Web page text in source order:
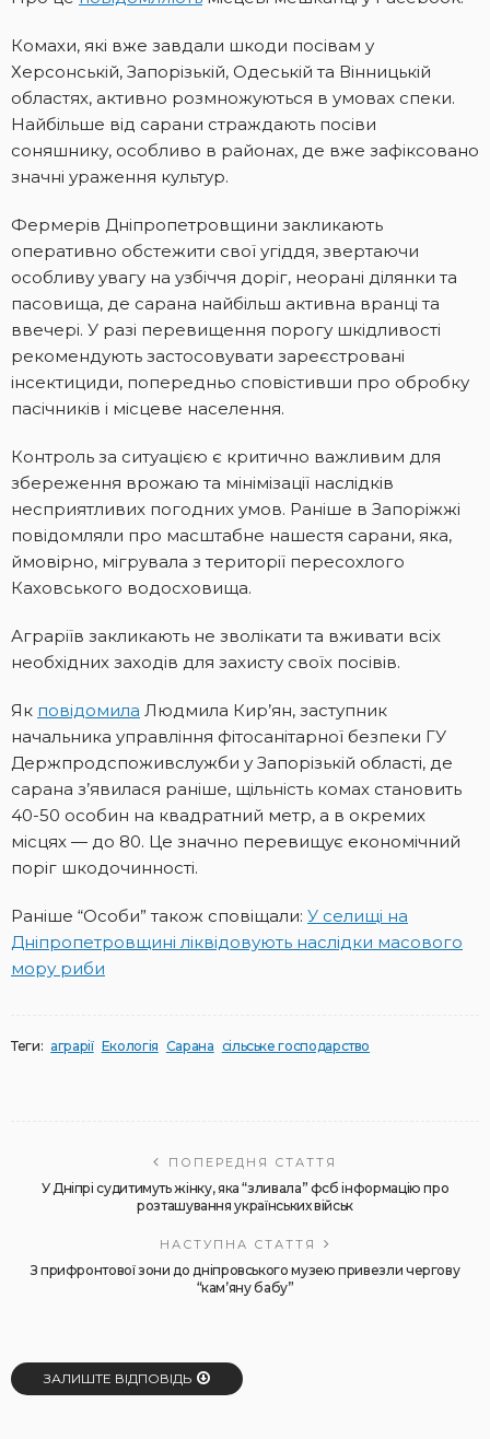
Комахи, які вже завдали шкоди посівам у
Херсонській, Запорізькій, Одеській та Вінницькій
областях, активно розмножуються в умовах спеки.
Найбільше від сарани страждають посіви
соняшнику, особливо в районах, де вже зафіксовано
значні ураження культур.
Фермерів Дніпропетровщини закликають
оперативно обстежити свої угіддя, звертаючи
особливу увагу на узбіччя доріг, неорані ділянки та
пасовища, де сарана найбільш активна вранці та
ввечері. У разі перевищення порогу шкідливості
рекомендують застосовувати зареєстровані
інсектициди, попередньо сповістивши про обробку
пасічників і місцеве населення.
Контроль за ситуацією є критично важливим для
збереження врожаю та мінімізації наслідків
несприятливих погодних умов. Раніше в Запоріжжі
повідомляли про масштабне нашестя сарани, яка,
ймовірно, мігрувала з території пересохлого
Каховського водосховища.
Аграріїв закликають не зволікати та вживати всіх
необхідних заходів для захисту своїх посівів.
Як повідомила Людмила Кир’ян, заступник
начальника управління фітосанітарної безпеки ГУ
Держпродспоживслужби у Запорізькій області, де
сарана з’явилася раніше, щільність комах становить
40-50 особин на квадратний метр, а в окремих
місцях — до 80. Це значно перевищує економічний
поріг шкодочинності.
Раніше “Особи” також сповіщали: У селищі на
Дніпропетровщині ліквідовують наслідки масового
мору риби
Теги: аграрії Екологія Сарана сільське господарство
ПОПЕРЕДНЯ СТАТТЯ
У Дніпрі судитимуть жінку, яка “зливала” фсб інформацію про
розташування українських військ
НАСТУПНА СТАТТЯ
З прифронтової зони до дніпровського музею привезли чергову
“камʼяну бабу”
ЗАЛИШТЕ ВІДПОВІДЬ